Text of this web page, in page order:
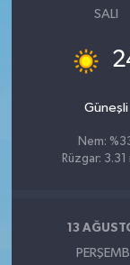
SALI
Güneşli
Nem:
Rüzgar:
13